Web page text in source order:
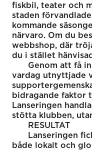
fiskbil, teater och
staden
kommande
närvaro. Om du
webbshop, där
du i stället
Genom att få
vardag utnyttjade
bidragande faktor
Lanseringen
stötta klubben,
RESULTAT
Lanseringen
både lokalt och